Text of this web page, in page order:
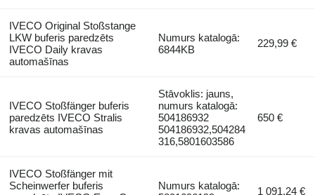
IVECO Original Stoßstange
LKW buferis paredzēts
IVECO Daily kravas
automašīnas
Numurs katalogā:
6844KB
229,99 €
IVECO Stoßfänger buferis
paredzēts IVECO Stralis
kravas automašīnas
Stāvoklis: jauns,
numurs katalogā:
504186932
504186932,504284
316,5801603586
650 €
IVECO Stoßfänger mit
Scheinwerfer buferis
Numurs katalogā:
1 091,24 €